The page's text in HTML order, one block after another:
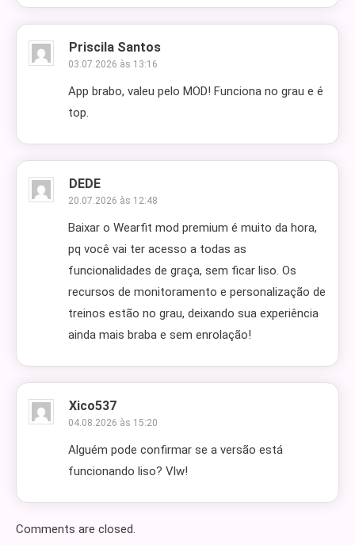
Priscila Santos
03.07.2026 às 13:16
App brabo, valeu pelo MOD! Funciona no grau e é
top.
DEDE
20.07.2026 às 12:48
Baixar o Wearfit mod premium é muito da hora,
pq você vai ter acesso a todas as
funcionalidades de graça, sem ficar liso. Os
recursos de monitoramento e personalização de
treinos estão no grau, deixando sua experiência
ainda mais braba e sem enrolação!
Xico537
04.08.2026 às 15:20
Alguém pode confirmar se a versão está
funcionando liso? Vlw!
Comments are closed.